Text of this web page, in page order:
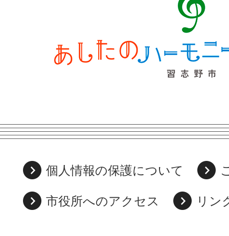
個人情報の保護について
市役所へのアクセス
リン